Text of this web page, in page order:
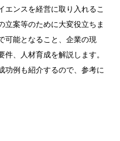
エンスを経営に取り入れるこ
立案等のために大変役立ちま
可能となること、企業の現
、人材育成を解説します。
功例も紹介するので、参考に